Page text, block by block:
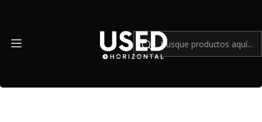
Cámaras y lentes análogos